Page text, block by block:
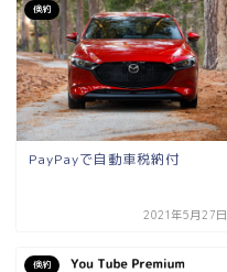
倹約
PayPayで自動車税納付
2021年5月27日
倹約